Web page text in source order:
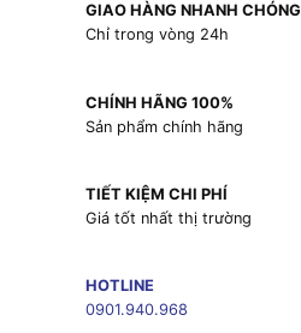
GIAO HÀNG NHANH CHÓNG
Chỉ trong vòng 24h
CHÍNH HÃNG 100%
Sản phẩm chính hãng
TIẾT KIỆM CHI PHÍ
Giá tốt nhất thị trường
HOTLINE
0901.940.968